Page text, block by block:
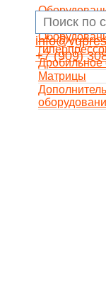
+7 (909)
кирпича»
Дробильное
Матрицы